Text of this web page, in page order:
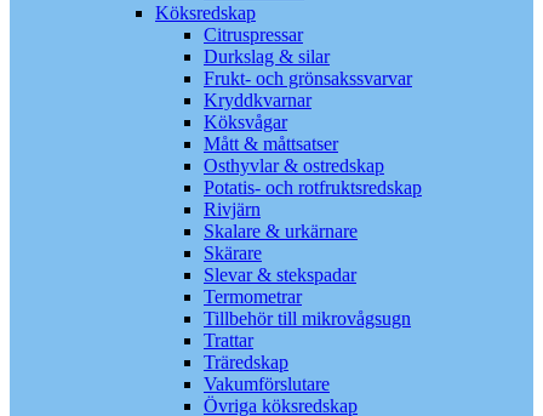
Köksredskap
Citruspressar
Durkslag & silar
Frukt- och grönsakssvarvar
Kryddkvarnar
Köksvågar
Mått & måttsatser
Osthyvlar & ostredskap
Potatis- och rotfruktsredskap
Rivjärn
Skalare & urkärnare
Skärare
Slevar & stekspadar
Termometrar
Tillbehör till mikrovågsugn
Trattar
Träredskap
Vakumförslutare
Övriga köksredskap